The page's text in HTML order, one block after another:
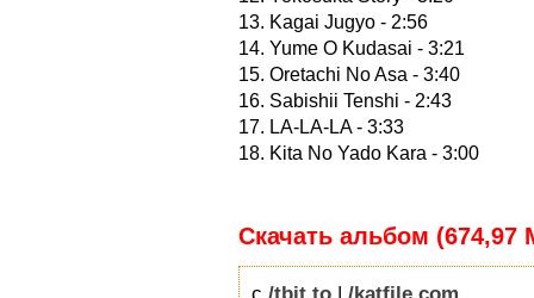
13. Kagai Jugyo - 2:56
14. Yume O Kudasai - 3:21
15. Oretachi No Asa - 3:40
16. Sabishii Tenshi - 2:43
17. LA-LA-LA - 3:33
18. Kita No Yado Kara - 3:00
Скачать альбом (674,97